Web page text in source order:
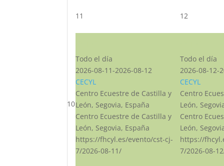
10
11
Todo el día
2026-08-11-2026-08-12
CECYL
Centro Ecuestre de Castilla y
León, Segovia, España
Centro Ecuestre de Castilla y
León, Segovia, España
https://fhcyl.es/evento/cst-cj-
7/2026-08-11/
12
Todo el día
2026-08-12-
CECYL
Centro
León,
Centro
León,
https://
7/2026-08-